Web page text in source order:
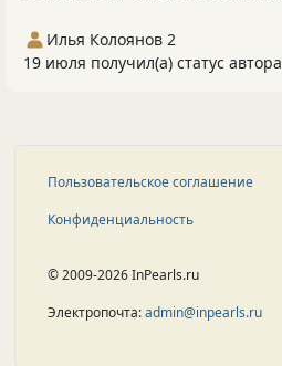
Илья Колоянов 2
19 июля получил(а) статус автора
Пользовательское соглашение
Конфиденциальность
© 2009-2026 InPearls.ru
Электропочта:admin@inpearls.ru